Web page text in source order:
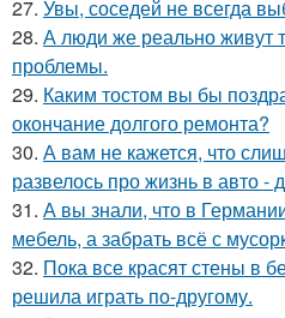
27. Увы, соседей не всегда
28. А люди же реально живут
проблемы.
29. Каким тостом вы бы
окончание долгого ремонта?
30. А вам не кажется, что
развелось про жизнь в авто -
31. А вы знали, что в
мебель, а забрать всё с
32. Пока все красят стены в
решила играть по-другому.